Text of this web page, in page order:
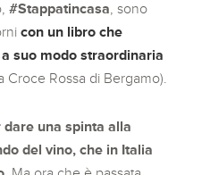
#Stappatincasa , sono
con un libro che
suo modo straordinaria
Rossa di Bergamo).
dare una spinta alla
del vino, che in Italia